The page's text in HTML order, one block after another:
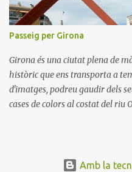
Passeig per Girona
Girona és una ciutat plena de
històric que ens transporta a
d'imatges, podreu gaudir dels
cases de colors al costat del riu
bellesa natural. Us convidem a
Amb la